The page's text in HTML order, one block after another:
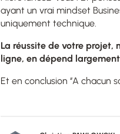
ayant un vrai mindset
uniquement technique.
La réussite de votre projet,
ligne, en dépend
Et en conclusion ‘’A chacun